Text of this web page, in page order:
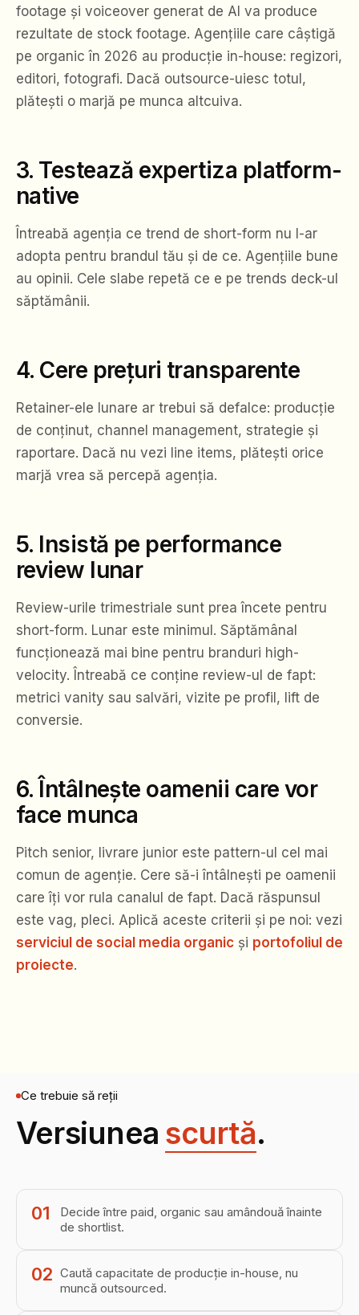
footage și voiceover generat de AI va produce
rezultate de stock footage. Agențiile care câștigă
pe organic în 2026 au producție in-house: regizori,
editori, fotografi. Dacă outsource-uiesc totul,
plătești o marjă pe munca altcuiva.
3. Testează expertiza platform-
native
Întreabă agenția ce trend de short-form nu l-ar
adopta pentru brandul tău și de ce. Agențiile bune
au opinii. Cele slabe repetă ce e pe trends deck-ul
săptămânii.
4. Cere prețuri transparente
Retainer-ele lunare ar trebui să defalce: producție
de conținut, channel management, strategie și
raportare. Dacă nu vezi line items, plătești orice
marjă vrea să percepă agenția.
5. Insistă pe performance
review lunar
Review-urile trimestriale sunt prea încete pentru
short-form. Lunar este minimul. Săptămânal
funcționează mai bine pentru branduri high-
velocity. Întreabă ce conține review-ul de fapt:
metrici vanity sau salvări, vizite pe profil, lift de
conversie.
6. Întâlnește oamenii care vor
face munca
Pitch senior, livrare junior este pattern-ul cel mai
comun de agenție. Cere să-i întâlnești pe oamenii
care îți vor rula canalul de fapt. Dacă răspunsul
este vag, pleci. Aplică aceste criterii și pe noi: vezi
serviciul de social media organic și portofoliul de
proiecte.
Ce trebuie să reții
Versiunea scurtă.
01
Decide între paid, organic sau amândouă înainte
de shortlist.
02 Caută capacitate de producție in-house, nu
muncă outsourced.